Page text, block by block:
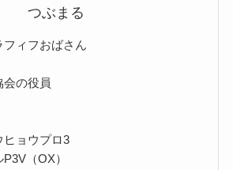
つぶまる
ィフおばさん
会の役員
ヒョウプロ3
（OX）